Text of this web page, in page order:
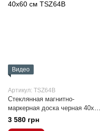
Видео
Артикул: TSZ64B
Стеклянная магнитно-
маркерная доска черная 40x60
см
3 580 грн